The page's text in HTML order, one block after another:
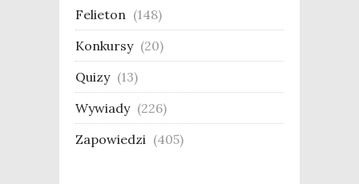
Felieton (148)
Konkursy (20)
Quizy (13)
Wywiady (226)
Zapowiedzi (405)